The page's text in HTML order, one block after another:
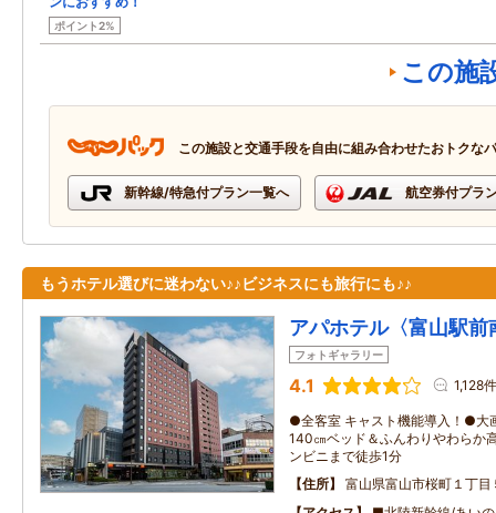
ポイント2%
この施
この施設と交通手段を自由に組み合わせたおトクな
新幹線/特急付プラン一覧へ 航空券付プラ
もうホテル選びに迷わない♪♪ビジネスにも旅行にも♪♪
アパホテル〈富山駅前
フォトギャラリー
4.1 1,128件
●全客室 キャスト機能導入！●
140㎝ベッド＆ふんわりやわらか
ンビニまで徒歩1分
住所
富山県富山市桜町１丁目